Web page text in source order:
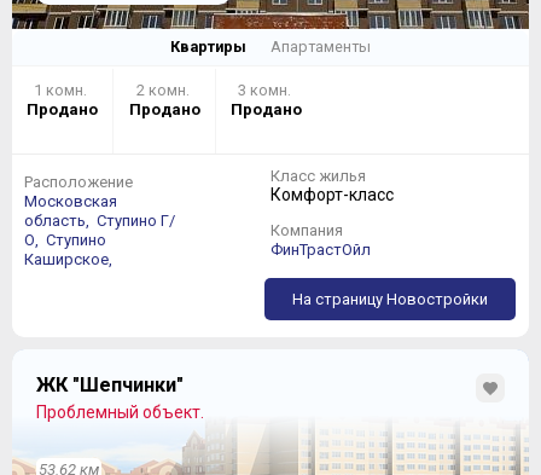
Квартиры
1 комн.
Продано
2 комн.
Продано
3 комн.
Продано
Апартаменты
Расположение
Московская
область, Ступино Г/
О, Ступино
Каширское,
Класс жилья
Комфорт-класс
Компания
ФинТрастОйл
На страницу Новостройки
ЖК "Шепчинки"
Проблемный объект.
53.62 км